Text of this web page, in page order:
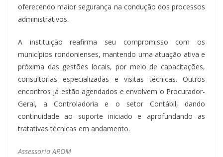
oferecendo maior segurança na condução dos processos
administrativos.
A instituição reafirma seu compromisso com os
municípios rondonienses, mantendo uma atuação ativa e
próxima das gestões locais, por meio de capacitações,
consultorias especializadas e visitas técnicas. Outros
encontros já estão agendados e envolvem o Procurador-
Geral, a Controladoria e o setor Contábil, dando
continuidade ao suporte iniciado e aprofundando as
tratativas técnicas em andamento.
Assessoria AROM